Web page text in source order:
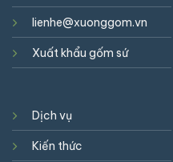
lienhe@xuonggom.vn
Xuất khẩu gốm sứ
Dịch vụ
Kiến thức